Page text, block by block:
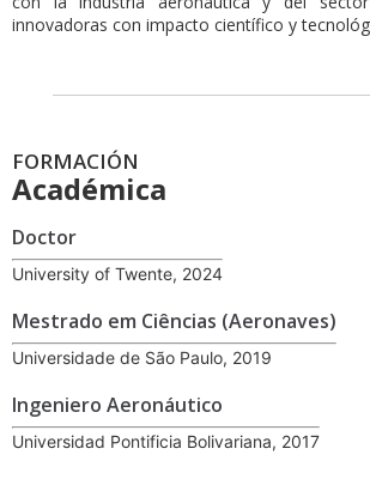
innovadoras con impacto científico y
FORMACIÓN
Académica
Doctor
University of Twente, 2024
Mestrado em Ciências (Aeronaves)
Universidade de São Paulo, 2019
Ingeniero Aeronáutico
Universidad Pontificia Bolivariana, 2017